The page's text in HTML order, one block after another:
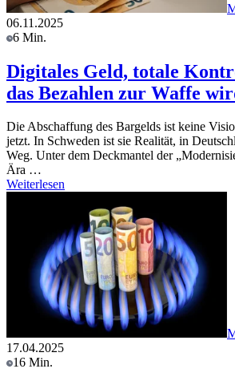
06.11.2025
6 Min.
Digitales Geld, totale
das Bezahlen zur Waffe
Die Abschaffung des Bargelds ist keine
jetzt. In Schweden ist sie Realität, in
Weg. Unter dem Deckmantel der
Ära …
Weiterlesen
17.04.2025
16 Min.